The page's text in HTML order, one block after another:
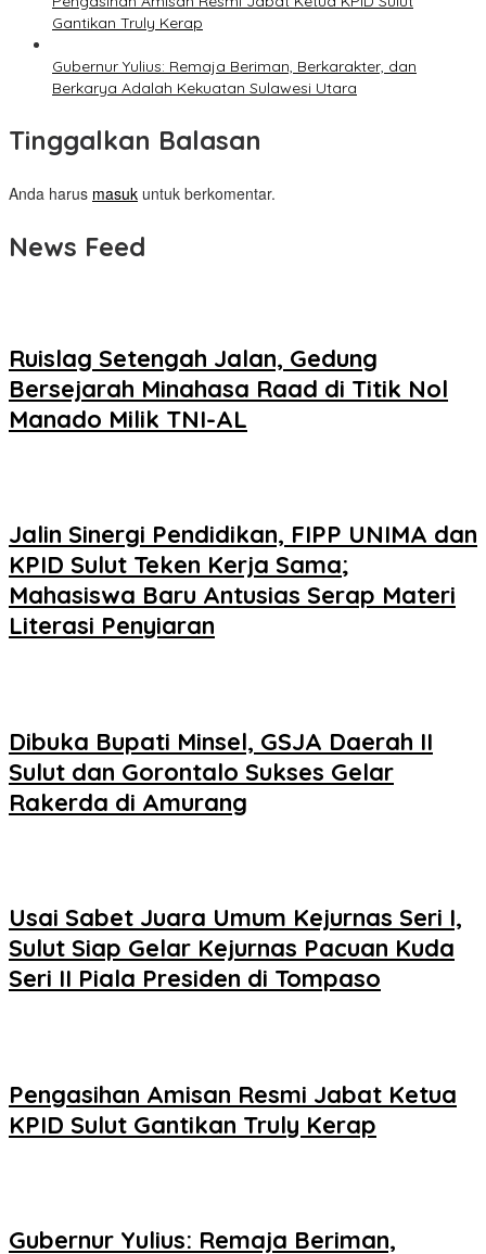
Gantikan Truly Kerap
Gubernur Yulius: Remaja Beriman, Berkarakter, dan
Berkarya Adalah Kekuatan Sulawesi Utara
Tinggalkan Balasan
Anda harus masuk untuk berkomentar.
News Feed
Ruislag Setengah Jalan, Gedung
Bersejarah Minahasa Raad di Titik Nol
Manado Milik TNI-AL
Jalin Sinergi Pendidikan, FIPP UNIMA dan
KPID Sulut Teken Kerja Sama;
Mahasiswa Baru Antusias Serap Materi
Literasi Penyiaran
Dibuka Bupati Minsel, GSJA Daerah II
Sulut dan Gorontalo Sukses Gelar
Rakerda di Amurang
Usai Sabet Juara Umum Kejurnas Seri I,
Sulut Siap Gelar Kejurnas Pacuan Kuda
Seri II Piala Presiden di Tompaso
Pengasihan Amisan Resmi Jabat Ketua
KPID Sulut Gantikan Truly Kerap
Gubernur Yulius: Remaja Beriman,